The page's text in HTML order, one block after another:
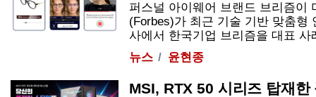
퍼스널 아이웨어 브랜드 브리즘이
(Forbes)가 최근 기술 기반 맞춤형
사에서 한국기업 브리즘을 대표
뉴스
윤현종
MSI, RTX 50 시리즈 탑재